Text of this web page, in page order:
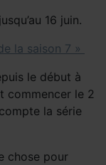
16 juin.
la saison 7 »
le début à
commencer le 2
la série
chose pour